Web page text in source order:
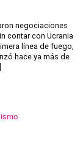
negociaciones
contar con Ucrania
línea de fuego,
hace ya más de